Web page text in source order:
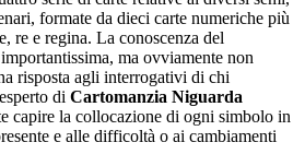
formate da dieci carte numeriche più
re e regina. La conoscenza del
ma ovviamente non
risposta agli interrogativi di chi
di Cartomanzia Niguarda
capire la collocazione di ogni simbolo in
e alle difficoltà o ai cambiamenti